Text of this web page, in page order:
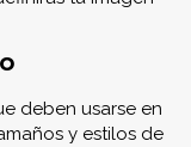
deben usarse en
y estilos de